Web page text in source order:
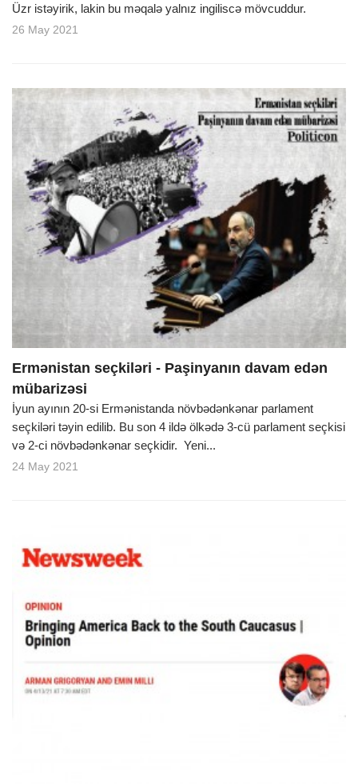
Üzr istəyirik, lakin bu məqalə yalnız ingiliscə mövcuddur.
26 May 2021
Ermənistan seçkiləri - Paşinyanın davam edən
mübarizəsi
İyun ayının 20-si Ermənistanda növbədənkənar parlament
seçkiləri təyin edilib. Bu son 4 ildə ölkədə 3-cü parlament seçkisi
və 2-ci növbədənkənar seçkidir. Yeni...
24 May 2021